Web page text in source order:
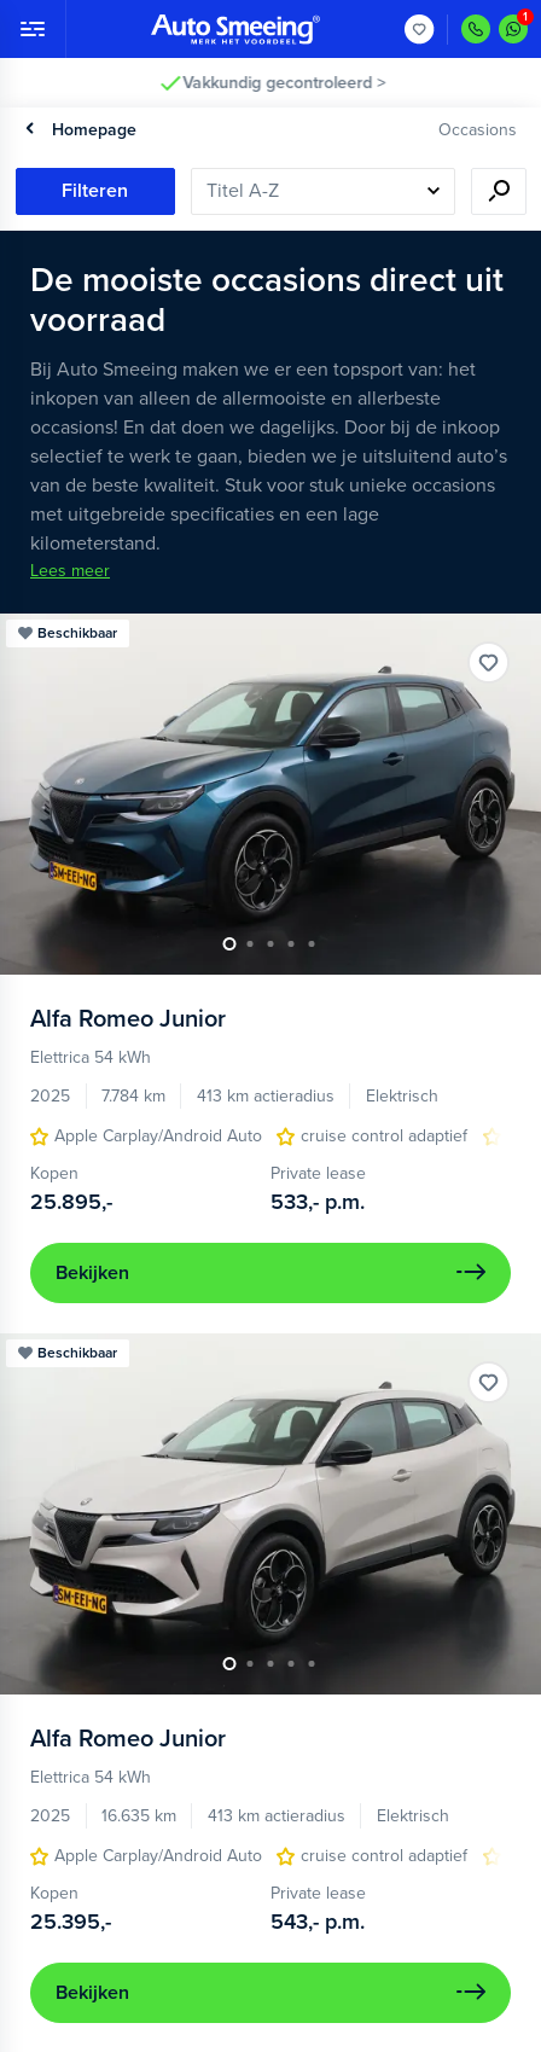
Vakkundig gecontroleerd >
Homepage Occasions
Filteren
De mooiste occasions direct uit
voorraad
Bij Auto Smeeing maken we er een topsport van: het
inkopen van alleen de allermooiste en allerbeste
occasions! En dat doen we dagelijks. Door bij de inkoop
selectief te werk te gaan, bieden we je uitsluitend auto’s
van de beste kwaliteit. Stuk voor stuk unieke occasions
met uitgebreide specificaties en een lage
kilometerstand.
Lees meer
Beschikbaar
Alfa Romeo Junior
Elettrica 54 kWh
2025
7.784 km 413 km actieradius
Elektrisch
Apple Carplay/Android Auto
cruise control adaptief
Kopen
25.895,-
Private lease
533,- p.m.
Bekijken
Beschikbaar
Alfa Romeo Junior
Elettrica 54 kWh
2025
16.635 km 413 km actieradius
Elektrisch
Apple Carplay/Android Auto
cruise control adaptief
Kopen
25.395,-
Private lease
543,- p.m.
Bekijken